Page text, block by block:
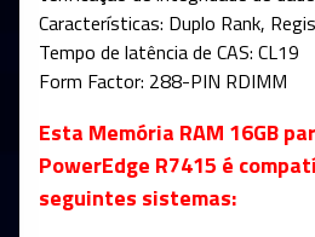
Características: Duplo Rank,
Tempo de latência de CAS: CL19
Form Factor: 288-PIN RDIMM
Esta Memória RAM 16GB
PowerEdge R7415 é
seguintes sistemas: